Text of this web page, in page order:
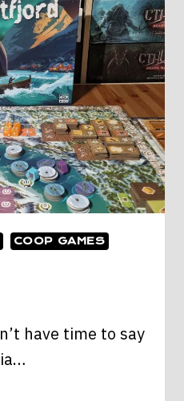
COOP GAMES
have time to say